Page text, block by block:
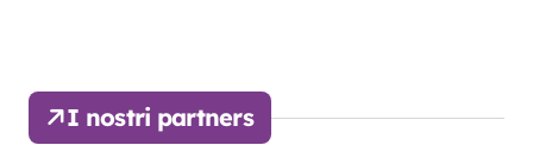
I nostri partners